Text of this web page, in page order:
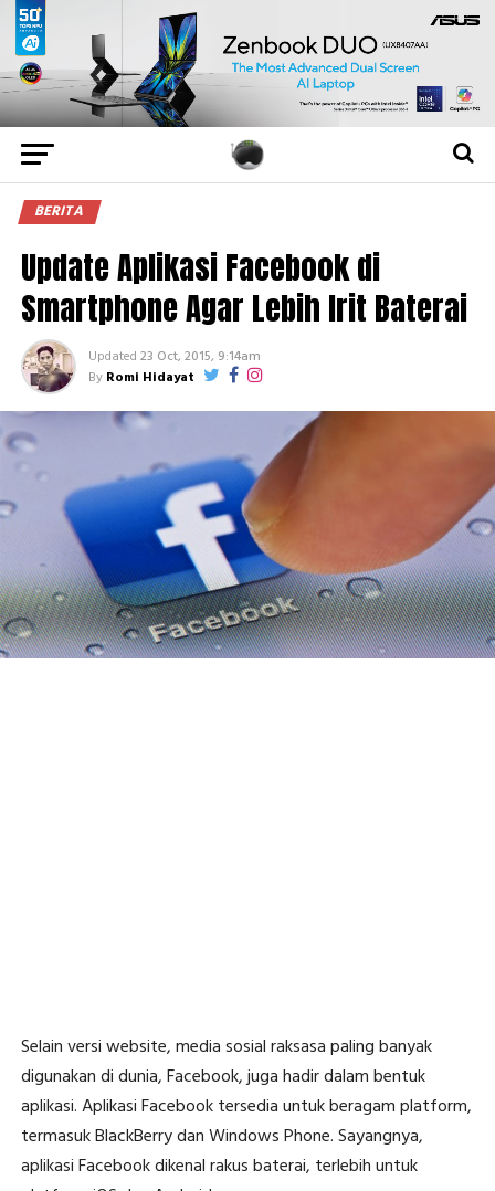
BERITA
Update Aplikasi Facebook di
Smartphone Agar Lebih Irit Baterai
Updated 23 Oct, 2015, 9:14am
By Romi Hidayat
Selain versi website, media sosial raksasa paling banyak
digunakan di dunia, Facebook, juga hadir dalam bentuk
aplikasi. Aplikasi Facebook tersedia untuk beragam platform,
termasuk BlackBerry dan Windows Phone. Sayangnya,
aplikasi Facebook dikenal rakus baterai, terlebih untuk